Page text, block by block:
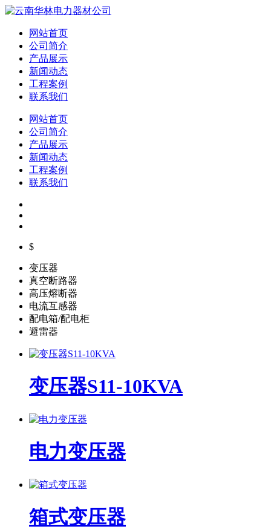
网站首页
公司简介
产品展示
新闻动态
工程案例
联系我们
网站首页
公司简介
产品展示
新闻动态
工程案例
联系我们
$
变压器
真空断路器
高压熔断器
电流互感器
配电箱/配电柜
避雷器
变压器S11-10KVA
电力变压器
箱式变压器